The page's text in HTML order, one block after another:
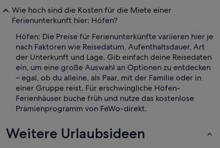
Wie hoch sind die Kosten für die Miete einer
Ferienunterkunft hier: Höfen?
Höfen: Die Preise für Ferienunterkünfte variieren hier je
nach Faktoren wie Reisedatum, Aufenthaltsdauer, Art
der Unterkunft und Lage. Gib einfach deine Reisedaten
ein, um eine große Auswahl an Optionen zu entdecken
– egal, ob du alleine, als Paar, mit der Familie oder in
einer Gruppe reist. Für erschwingliche Höfen-
Ferienhäuser buche früh und nutze das kostenlose
Prämienprogramm von FeWo-direkt.
Weitere Urlaubsideen